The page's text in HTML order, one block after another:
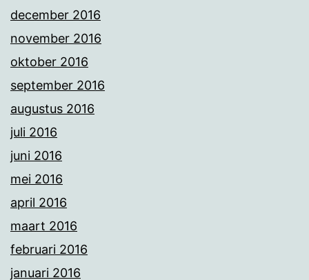
december 2016
november 2016
oktober 2016
september 2016
augustus 2016
juli 2016
juni 2016
mei 2016
april 2016
maart 2016
februari 2016
januari 2016